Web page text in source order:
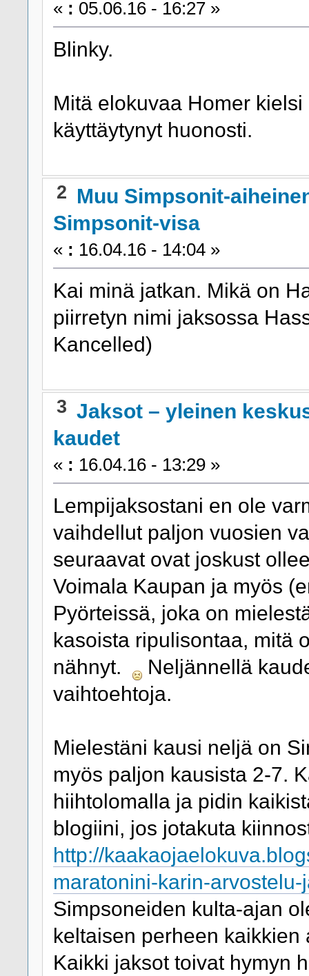
« : 05.06.16 - 16:27 »
Blinky.
Mitä elokuvaa Homer
käyttäytynyt huonosti.
2 Muu Simpsonit-
Simpsonit-visa
« : 16.04.16 - 14:04 »
Kai minä jatkan. Mikä on
piirretyn nimi jaksossa
Kancelled)
3 Jaksot – yleinen
kaudet
« : 16.04.16 - 13:29 »
Lempijaksostani en ole
vaihdellut paljon vuosien
seuraavat ovat joskust
Voimala Kaupan ja myös
Pyörteissä, joka on
kasoista ripulisontaa, mitä
nähnyt.
Neljännellä
vaihtoehtoja.
Mielestäni kausi neljä on
myös paljon kausista 2-7.
hiihtolomalla ja pidin
blogiini, jos jotakuta
http://
maratonini-karin-arvostelu-
Simpsoneiden kulta-ajan
keltaisen perheen
Kaikki jaksot toivat hymyn